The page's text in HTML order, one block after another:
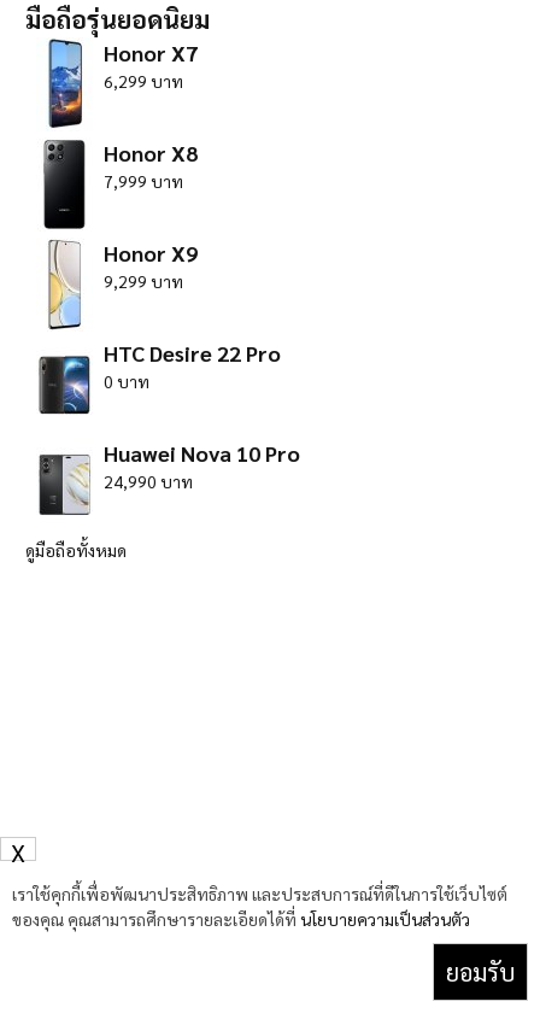
มือถือรุ่นยอดนิยม
Honor X7
6,299 บาท
Honor X8
7,999 บาท
Honor X9
9,299 บาท
HTC Desire 22 Pro
0 บาท
Huawei Nova 10 Pro
24,990 บาท
ดูมือถือทั้งหมด
เราใช้คุกกี้เพื่อพัฒนาประสิทธิภาพ และประสบการณ์ที่ดีในการใช้เว็บไซต์
ของคุณ คุณสามารถศึกษารายละเอียดได้ที่ นโยบายความเป็นส่วนตัว
ยอมรับ
X